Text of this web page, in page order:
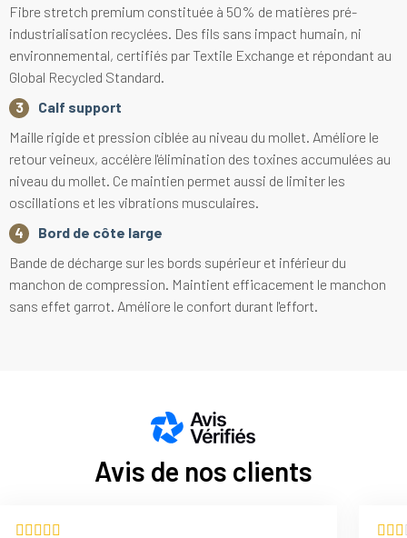
Fibre stretch premium constituée à 50% de matières pré-
industrialisation recyclées. Des fils sans impact humain, ni
environnemental, certifiés par Textile Exchange et répondant au
Global Recycled Standard.
Calf support
Maille rigide et pression ciblée au niveau du mollet. Améliore le
retour veineux, accélère l'élimination des toxines accumulées au
niveau du mollet. Ce maintien permet aussi de limiter les
oscillations et les vibrations musculaires.
Bord de côte large
Bande de décharge sur les bords supérieur et inférieur du
manchon de compression. Maintient efficacement le manchon
sans effet garrot. Améliore le confort durant l'effort.
Avis de nos clients